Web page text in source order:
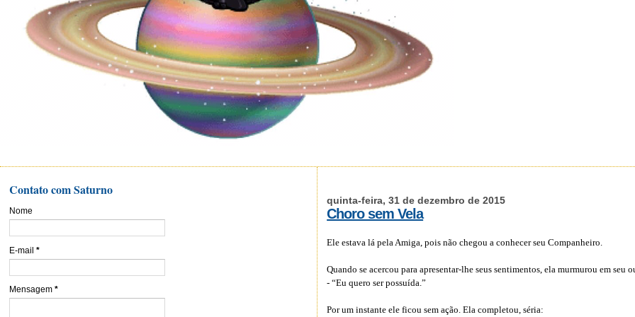
quinta-feira, 31 de dezembro de 2015
Choro sem Vela
Ele estava lá pela Amiga, pois não chegou a conhecer seu Companheiro.
Quando se acercou para apresentar-lhe seus sentimentos, ela murmurou em seu
- “Eu quero ser possuída.”
Por um instante ele ficou sem ação. Ela completou, séria:
Contato com Saturno
Nome
E-mail *
Mensagem *